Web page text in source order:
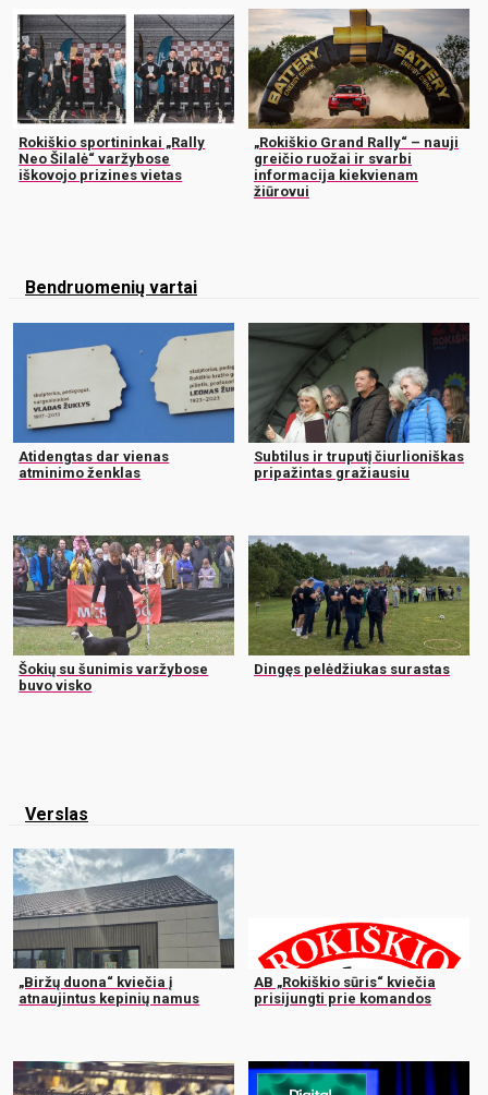
Rokiškio sportininkai „Rally
Neo Šilalė“ varžybose
iškovojo prizines vietas
„Rokiškio Grand Rally“ – nauji
greičio ruožai ir svarbi
informacija kiekvienam
žiūrovui
Bendruomenių vartai
Atidengtas dar vienas
atminimo ženklas
Subtilus ir truputį čiurlioniškas
pripažintas gražiausiu
Šokių su šunimis varžybose
buvo visko
Dingęs pelėdžiukas surastas
Verslas
„Biržų duona“ kviečia į
atnaujintus kepinių namus
AB „Rokiškio sūris“ kviečia
prisijungti prie komandos